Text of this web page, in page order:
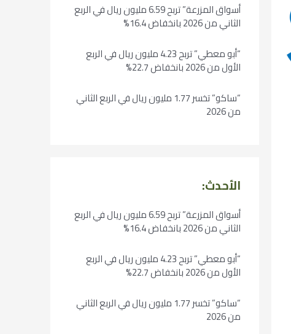
أسواق المزرعة” تربح 6.59 مليون ريال في الربع
الثاني من 2026 بانخفاض 16.4%
“أبو معطي” تربح 4.23 مليون ريال في الربع
الأول من 2026 بانخفاض 22.7%
“ساكو” تخسر 1.77 مليون ريال في الربع الثاني
من 2026
الأحدث:
أسواق المزرعة” تربح 6.59 مليون ريال في الربع
الثاني من 2026 بانخفاض 16.4%
“أبو معطي” تربح 4.23 مليون ريال في الربع
الأول من 2026 بانخفاض 22.7%
“ساكو” تخسر 1.77 مليون ريال في الربع الثاني
من 2026